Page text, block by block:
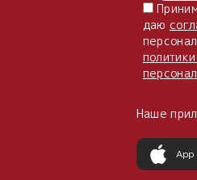
даю
Наше